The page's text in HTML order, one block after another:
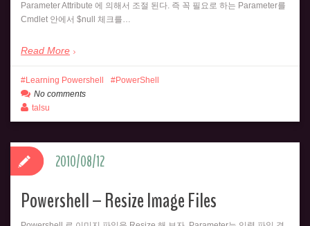
Parameter Attribute 에 의해서 조절 된다. 즉 꼭 필요로 하는 Parameter를
Cmdlet 안에서 $null 체크를…
Read More
Learning Powershell
PowerShell
No comments
talsu
Powershell – Resize Image Files
2010/08/12